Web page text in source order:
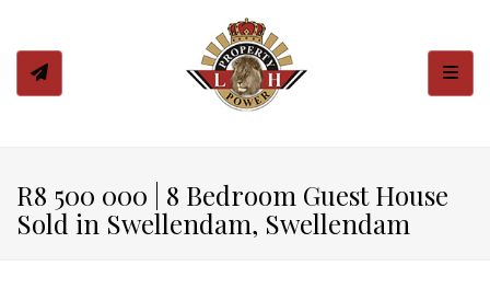
R8 500 000 | 8 Bedroom Guest House
Sold in Swellendam, Swellendam